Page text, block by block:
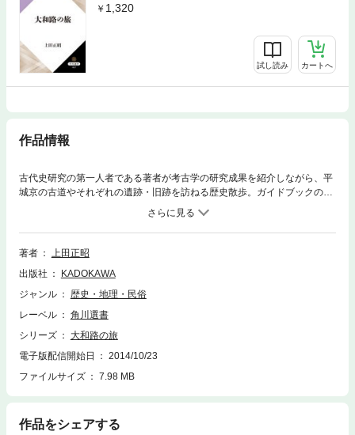
1,320
試し読み カートへ
作品情報
古代史研究の第一人者である著者が考古学の研究成果を紹介しながら、平
城京の古道やそれぞれの遺跡・旧跡を訪ねる歴史散歩。ガイドブックのよ
うに楽しみながら奈良時代へと至る古代史の全体像がわかる！
著者
上田正昭
出版社
KADOKAWA
ジャンル
歴史・地理・民俗
レーベル
角川選書
シリーズ
大和路の旅
電子版配信開始日
2014/10/23
ファイルサイズ
7.98 MB
作品をシェアする